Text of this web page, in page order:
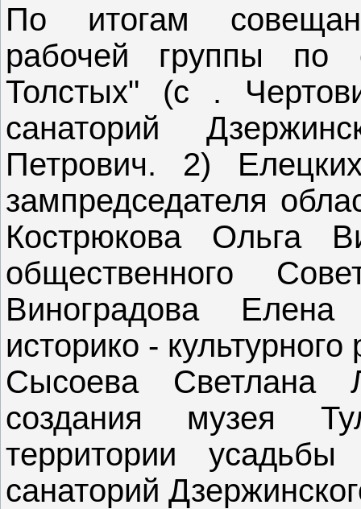
По итогам
рабочей группы по
Толстых" (с .
санаторий
Петрович. 2)
зампредседателя
Кострюкова Ольга
общественного
Виноградова
историко -
Сысоева Светлана
создания музея
территории
санаторий